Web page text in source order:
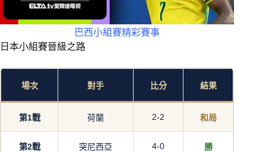
巴西小組賽精彩賽事
日本小組賽晉級之路
場次 對手 比分 結果
第1戰 荷蘭 2-2 和局
第2戰 突尼西亞 4-0 勝